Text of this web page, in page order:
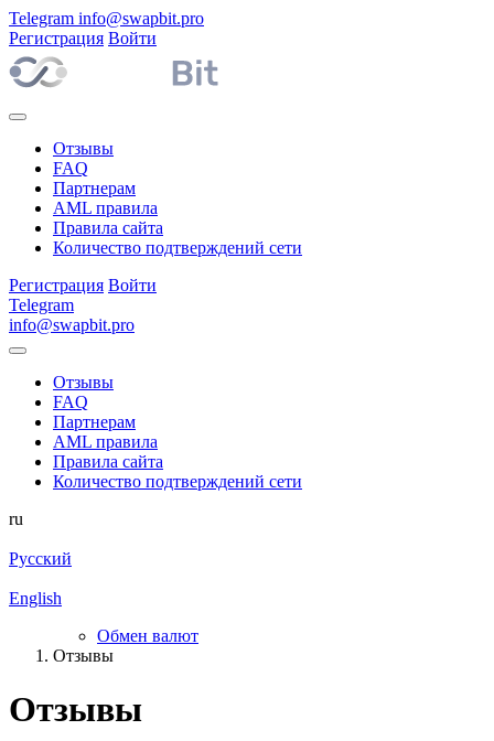
Telegram info@swapbit.pro
Регистрация Войти
Отзывы
FAQ
Партнерам
AML правила
Правила сайта
Количество подтверждений сети
Регистрация Войти
Telegram
info@swapbit.pro
Отзывы
FAQ
Партнерам
AML правила
Правила сайта
Количество подтверждений сети
ru
Русский
English
Обмен валют
Отзывы
Отзывы